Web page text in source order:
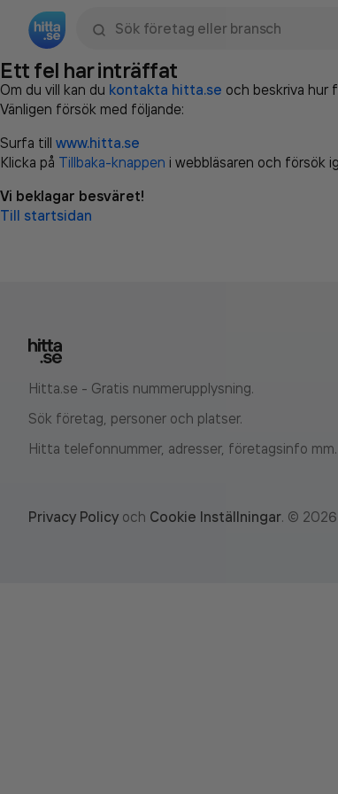
Ett fel har inträffat
Om du vill kan du kontakta hitta.se och beskriva hur
Vänligen försök med följande:
Surfa till www.hitta.se
Klicka på Tillbaka-knappen i webbläsaren och försök
Vi beklagar besväret!
Till startsidan
Hitta.se - Gratis nummerupplysning.
Sök företag, personer och platser.
Hitta telefonnummer, adresser, företagsinfo mm.
Privacy Policy och Cookie Inställningar. © 2026